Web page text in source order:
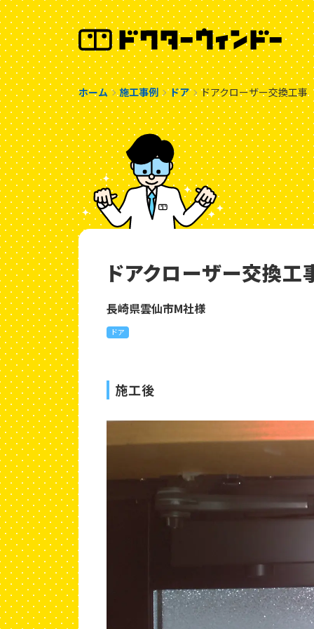
ホーム 施工事例 ドア ドアクローザー交換工事
ドアクローザー交換工
長崎県雲仙市M社様
ドア
施工後